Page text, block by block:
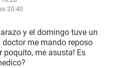
20:40
y el domingo tuve un
doctor me mando reposo
poquito, me asusta! Es